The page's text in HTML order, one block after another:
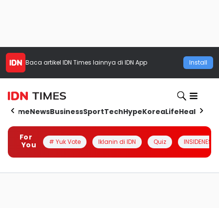
Baca artikel IDN Times lainnya di IDN App Install
HomeNewsBusinessSportTechHypeKoreaLifeHealth
For
You
# Yuk Vote Iklanin di IDN Quiz INSIDENESIA